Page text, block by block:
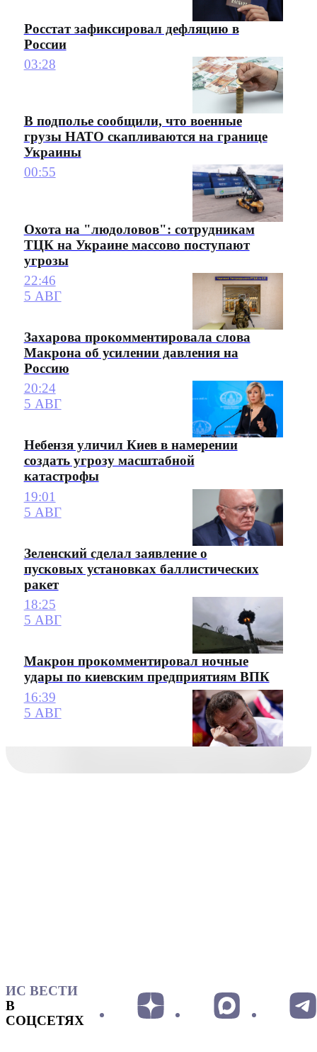
Росстат зафиксировал дефляцию в
России
03:28
В подполье сообщили, что военные
грузы НАТО скапливаются на границе
Украины
00:55
Охота на "людоловов": сотрудникам
ТЦК на Украине массово поступают
угрозы
22:46
5 АВГ
Захарова прокомментировала слова
Макрона об усилении давления на
Россию
20:24
5 АВГ
Небензя уличил Киев в намерении
создать угрозу масштабной
катастрофы
19:01
5 АВГ
Зеленский сделал заявление о
пусковых установках баллистических
ракет
18:25
5 АВГ
Макрон прокомментировал ночные
удары по киевским предприятиям ВПК
16:39
5 АВГ
ИС ВЕСТИ
В
СОЦСЕТЯХ